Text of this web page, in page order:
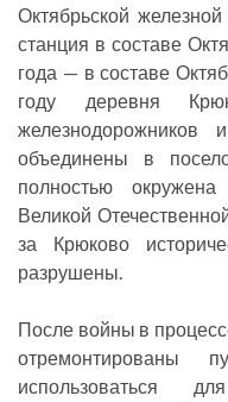
Октябрьской
станция в составе
года — в составе
году деревня
объединены в
полностью
Великой
за Крюково
разрушены.
После войны в
отремонтированы
использоваться